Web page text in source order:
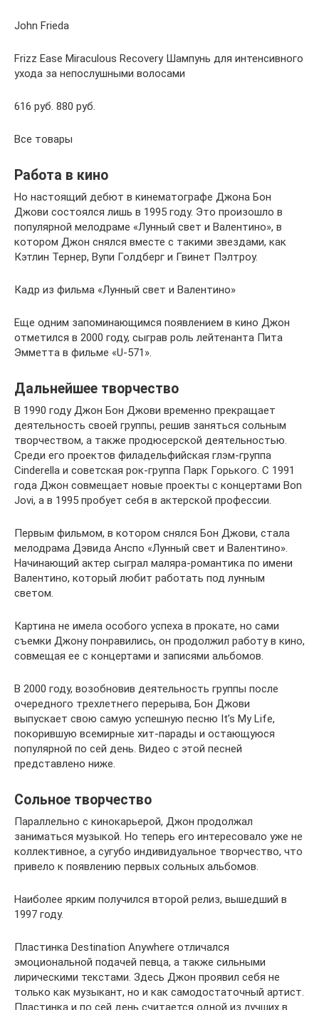
John Frieda
Frizz Ease Miraculous Recovery Шампунь для интенсивного
ухода за непослушными волосами
616 руб. 880 руб.
Все товары
Работа в кино
Но настоящий дебют в кинематографе Джона Бон
Джови состоялся лишь в 1995 году. Это произошло в
популярной мелодраме «Лунный свет и Валентино», в
котором Джон снялся вместе с такими звездами, как
Кэтлин Тернер, Вупи Голдберг и Гвинет Пэлтроу.
Кадр из фильма «Лунный свет и Валентино»
Еще одним запоминающимся появлением в кино Джон
отметился в 2000 году, сыграв роль лейтенанта Пита
Эмметта в фильме «U-571».
Дальнейшее творчество
В 1990 году Джон Бон Джови временно прекращает
деятельность своей группы, решив заняться сольным
творчеством, а также продюсерской деятельностью.
Среди его проектов филадельфийская глэм-группа
Cinderella и советская рок-группа Парк Горького. С 1991
года Джон совмещает новые проекты с концертами Bon
Jovi, а в 1995 пробует себя в актерской профессии.
Первым фильмом, в котором снялся Бон Джови, стала
мелодрама Дэвида Анспо «Лунный свет и Валентино».
Начинающий актер сыграл маляра-романтика по имени
Валентино, который любит работать под лунным
светом.
Картина не имела особого успеха в прокате, но сами
съемки Джону понравились, он продолжил работу в кино,
совмещая ее с концертами и записями альбомов.
В 2000 году, возобновив деятельность группы после
очередного трехлетнего перерыва, Бон Джови
выпускает свою самую успешную песню It’s My Life,
покорившую всемирные хит-парады и остающуюся
популярной по сей день. Видео с этой песней
представлено ниже.
Сольное творчество
Параллельно с кинокарьерой, Джон продолжал
заниматься музыкой. Но теперь его интересовало уже не
коллективное, а сугубо индивидуальное творчество, что
привело к появлению первых сольных альбомов.
Наиболее ярким получился второй релиз, вышедший в
1997 году.
Пластинка Destination Anywhere отличался
эмоциональной подачей певца, а также сильными
лирическими текстами. Здесь Джон проявил себя не
только как музыкант, но и как самодостаточный артист.
Пластинка и по сей день считается одной из лучших в